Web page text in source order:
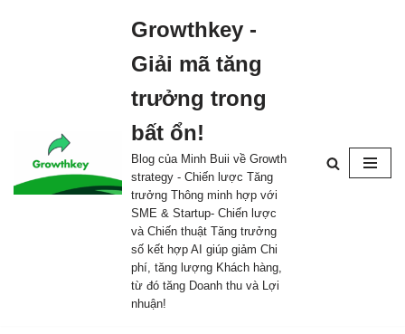
Growthkey -
Giải mã tăng
trưởng trong
bất ổn!
Blog của Minh Buii về Growth
strategy - Chiến lược Tăng
trưởng Thông minh hợp với
SME & Startup- Chiến lược
và Chiến thuật Tăng trưởng
số kết hợp AI giúp giảm Chi
phí, tăng lượng Khách hàng,
từ đó tăng Doanh thu và Lợi
nhuận!